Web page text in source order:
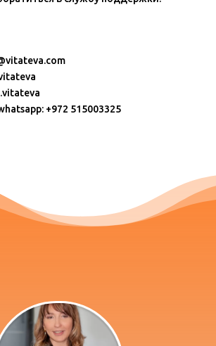
+972 515003325